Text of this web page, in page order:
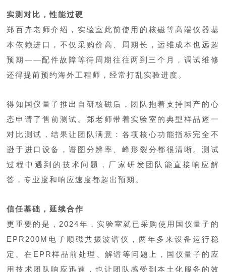
实测对比，性能过硬
郑百卉老师介绍，实验室此前使用的核磁等高端仪器基
本依赖进口，不仅采购价高、周期长，运维成本也远超
预期——配件故障等待周期往往两到三个月，调试维修
还得提前预约海外工程师，经常打乱实验进度。
得知国仪量子推出自研核磁后，团队抱着支持国产的心
态申请了售前测试。郑老师带着实验室的典型样品逐一
对比测试，结果让团队满意：各项核心功能指标完全不
逊于进口设备，谱图分辨率、峰形裂分都很清晰。测试
过程中遇到的技术问题，厂家研发团队能直接响应解
答，专业度和响应速度都超出预期。
信任基础，延续合作
更重要的是，2024年，实验室就已采购使用国仪量子的
EPR200M电子顺磁共振波谱仪，两年多来设备运行稳
定。在EPR样品前处理、解谱等问题上，国仪量子的应
用技术团队响应迅速，也让团队感受到本土化服务的效